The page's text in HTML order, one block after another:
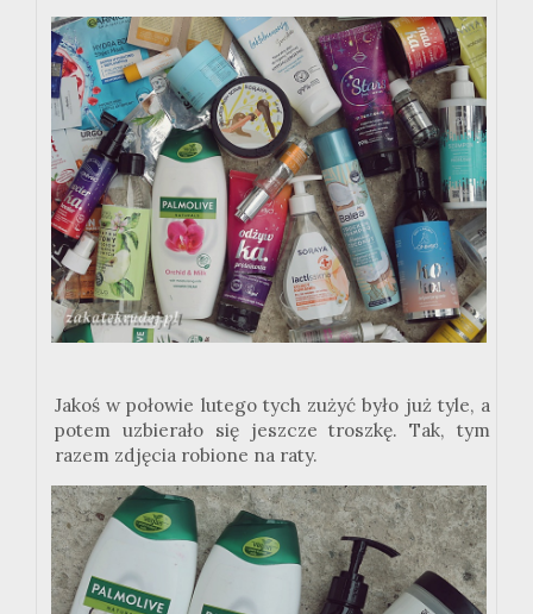
Jakoś w połowie lutego tych zużyć było już tyle, a
potem uzbierało się jeszcze troszkę. Tak, tym
razem zdjęcia robione na raty.